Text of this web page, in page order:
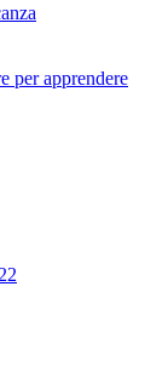
per apprendere